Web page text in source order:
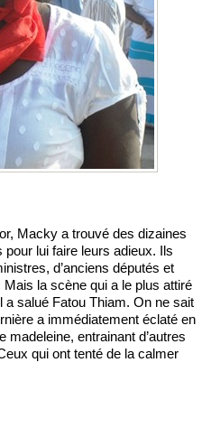
Macky a trouvé des dizaines
pour lui faire leurs adieux. Ils
d’anciens députés et
la scène qui a le plus attiré
a salué Fatou Thiam. On ne sait
a immédiatement éclaté en
entrainant d’autres
qui ont tenté de la calmer